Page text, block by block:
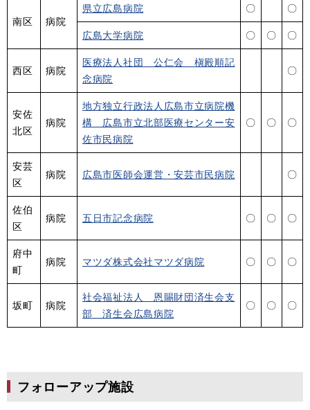
南区 病院
県立広島病院 〇 〇
広島大学病院 〇 〇 〇
西区 病院
医療法人社団 公仁会 槇殿順記
念病院
〇
安佐
北区
病院
地方独立行政法人広島市立病院機
構 広島市立北部医療センター安
佐市民病院
〇 〇 〇
安芸
区
病院 広島市医師会運営・安芸市民病院 〇
佐伯
区
病院 五日市記念病院 〇 〇 〇
府中
町
病院 マツダ株式会社マツダ病院 〇 〇 〇
坂町 病院
社会福祉法人 恩賜財団済生会支
部 済生会広島病院
〇 〇 〇
フォローアップ施設